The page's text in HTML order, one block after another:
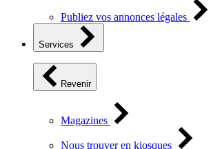
Publiez vos annonces légales
Services
Revenir
Magazines
Nous trouver en kiosques